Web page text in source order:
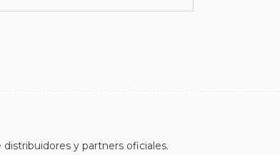
y partners oficiales.